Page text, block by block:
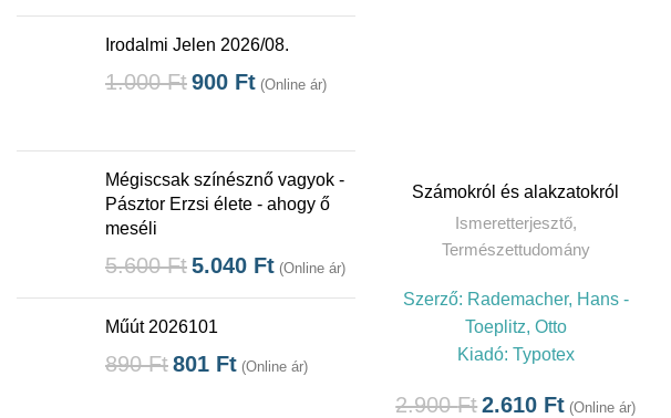
Irodalmi Jelen 2026/08.
1.000Ft900 Ft (Online ár)
Mégiscsak színésznő vagyok -
Pásztor Erzsi élete - ahogy ő
meséli
5.600Ft5.040 Ft (Online ár)
Műút 2026101
890Ft801 Ft (Online ár)
TOVÁBB
Számokról és alakzatokról
Ismeretterjesztő,
Természettudomány
Szerző: Rademacher, Hans -
Toeplitz, Otto
Kiadó: Typotex
2.900Ft2.610 Ft (Online ár)